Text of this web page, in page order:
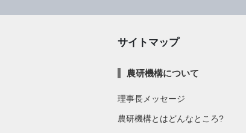
サイトマップ
農研機構について
理事長メッセージ
農研機構とはどんなところ?